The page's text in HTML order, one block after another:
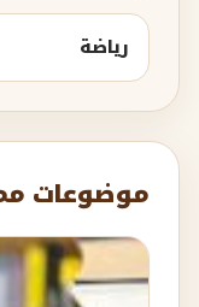
رياضة
موضوعات